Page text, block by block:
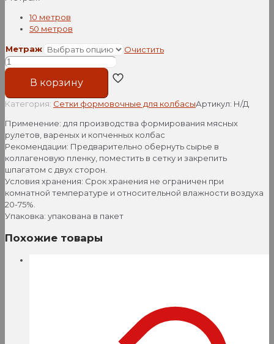
10 метров
50 метров
Метраж
Очистить
Количество
товара
формовочная
белая
200
мм
В корзину
Категория: Сетки формовочные для колбасыАртикул: Н/Д
Применение: для производства формирования мясных
рулетов, вареных и копченных колбас
Рекомендации: Предварительно обернуть сырье в
коллагеновую пленку, поместить в сетку и закрепить
шпагатом с двух сторон.
Условия хранения: Срок хранения не ограничен при
комнатной температуре и относительной влажности воздуха
20-75%.
Упаковка: упакована в пакет
Похожие товары